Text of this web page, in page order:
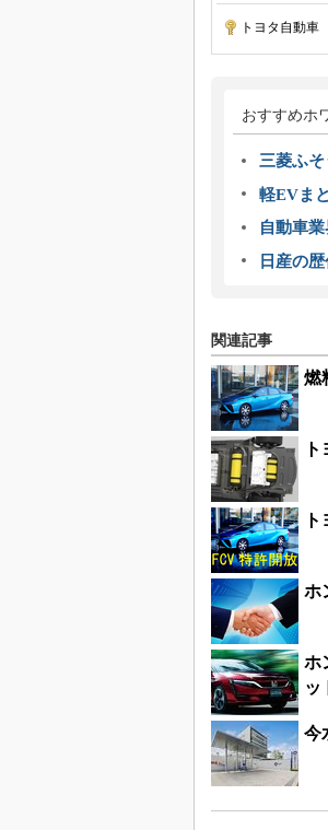
トヨタ自動車
おすすめホ
三菱ふ
軽EVま
自動車
日産の
関連記事
燃
ホ
ホ
ッ
今